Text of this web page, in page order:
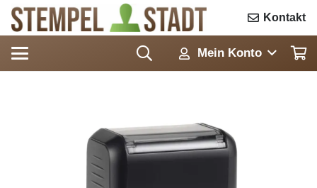
Kontakt
Mein Konto